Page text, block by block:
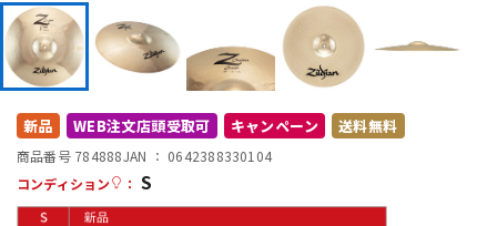
DTM オンライン納品 レコーディング機器
配信/ライブ機器
新品 WEB注文店頭受取可 キャンペーン 送料無料
商品番号 784888JAN ： 0642388330104
コンディション
： S